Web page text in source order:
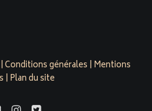
Conditions générales | Mentions
| Plan du site